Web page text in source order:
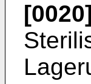
[0020]